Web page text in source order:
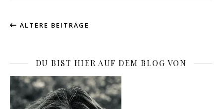
ÄLTERE BEITRÄGE
DU BIST HIER AUF DEM BLOG VON